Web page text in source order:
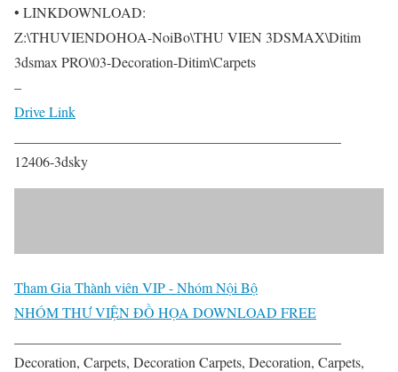
• LINKDOWNLOAD:
Z:\THUVIENDOHOA-NoiBo\THU VIEN 3DSMAX\Ditim
3dsmax PRO\03-Decoration-Ditim\Carpets
–
Drive Link
12406-3dsky
Tham Gia Thành viên VIP - Nhóm Nội Bộ
NHÓM THƯ VIỆN ĐỒ HỌA DOWNLOAD FREE
Decoration, Carpets, Decoration Carpets, Decoration, Carpets,